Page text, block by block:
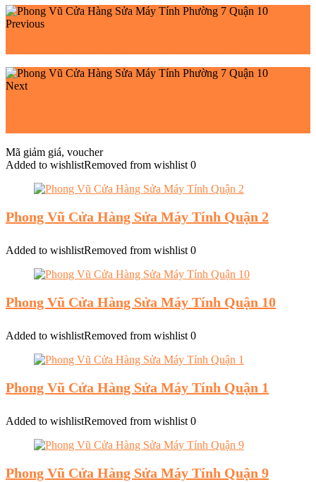
Previous
Next
Mã giảm giá, voucher
Added to wishlistRemoved from wishlist 0
Phong Vũ Cửa Hàng Sửa Máy Tính Quận 2
Added to wishlistRemoved from wishlist 0
Phong Vũ Cửa Hàng Sửa Máy Tính Quận 10
Added to wishlistRemoved from wishlist 0
Phong Vũ Cửa Hàng Sửa Máy Tính Quận 1
Added to wishlistRemoved from wishlist 0
Phong Vũ Cửa Hàng Sửa Máy Tính Quận 9